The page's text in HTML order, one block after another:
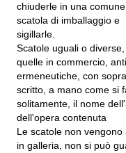
chiuderle in una comune
scatola di imballaggio e
sigillarle.
Scatole uguali o
quelle in commercio,
ermeneutiche, con sopra
scritto, a mano come si
solitamente, il nome
dell'opera contenuta
Le scatole non vengono
in galleria, non si può